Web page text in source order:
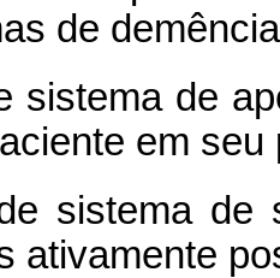
de
sistema de
em seu
sistema de
ativamente